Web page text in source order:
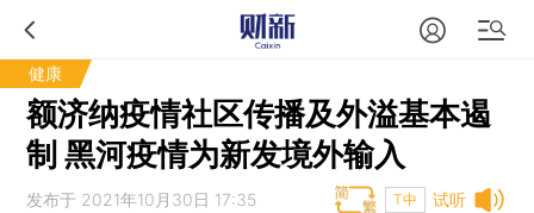
健康
额济纳疫情社区传播及外溢基本遏
制 黑河疫情为新发境外输入
试听
发布于 2021年10月30日 17:35
T中